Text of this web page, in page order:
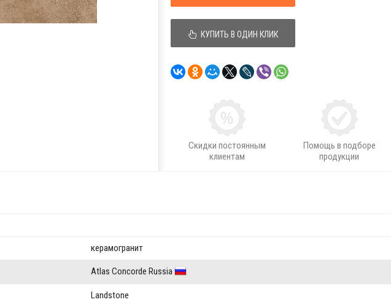
КУПИТЬ В ОДИН КЛИК
Скидки постоянным
клиентам
Помощь в подборе
продукции
керамогранит
Atlas Concorde Russia
Landstone